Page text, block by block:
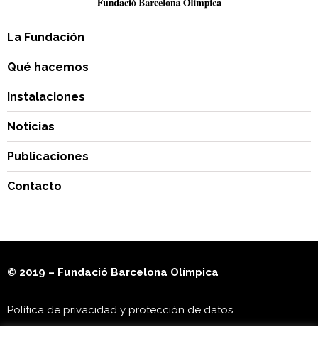
La Fundación
Qué hacemos
Instalaciones
Noticias
Publicaciones
Contacto
© 2019 – Fundació Barcelona Olímpica
Política de privacidad y protección de datos